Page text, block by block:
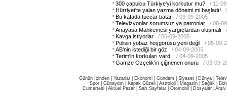
300 çapulcu Türkiye'yi korkutur mu?
/ 11-
Hürriyet'te yalan yazma dönemi mi başladı!
Bu kafada tüccar batar
/ 09-09-2005
Televizyonlar sorumsuz ya patronlar
/ 08-
Anayasa Mahkemesi yargıçlardan oluşmalı
Kavga istiyorlar
/ 06-09-2005
Polisin yobaz hoşgörüsü yeni değil
/ 05-09-
AB'nin istediği bir göz
/ 04-09-2005
Terim'in korkuları vardı
/ 04-09-2005
Gamze Özçelik'in çiğnenen onuru
/ 03-09-
Günün İçinden Yazarlar Ekonomi Gündem Siyaset Dünya |
Spor
Günaydın Kapak Güzeli Astroloji Magazin Sağlık
Cumartesi| Aktüel Pazar| Sarı Sayfalar| Otomobil Dosyalar| Arşiv